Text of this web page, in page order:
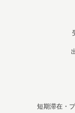
短期滞在・